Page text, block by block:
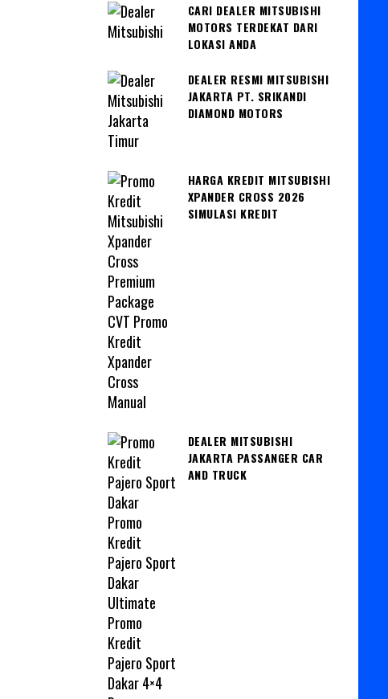
CARI DEALER MITSUBISHI
MOTORS TERDEKAT DARI
LOKASI ANDA
DEALER RESMI MITSUBISHI
JAKARTA PT. SRIKANDI
DIAMOND MOTORS
HARGA KREDIT MITSUBISHI
XPANDER CROSS 2026
SIMULASI KREDIT
DEALER MITSUBISHI
JAKARTA PASSANGER CAR
AND TRUCK